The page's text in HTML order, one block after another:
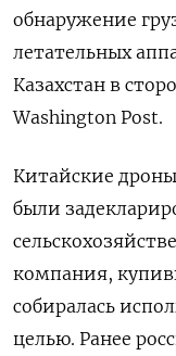
обнаружение
летательных
Казахстан в
Washington Post.
Китайские
были
компания,
собиралась
целью. Ранее